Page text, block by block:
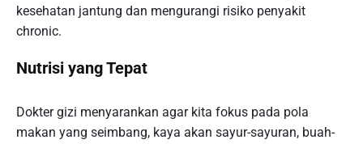
kesehatan jantung dan mengurangi risiko penyakit
chronic.
Nutrisi yang Tepat
Dokter gizi menyarankan agar kita fokus pada pola
makan yang seimbang, kaya akan sayur-sayuran, buah-